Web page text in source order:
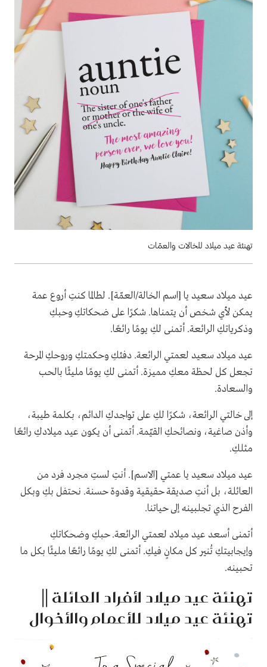
تهنئة عيد ميلاد للخالات والعمّات
عيد ميلاد سعيد يا [اسم الخالة/العمّة]. لطالما كنتِ أروع عمة
يمكن لأي شخص أن يتمناها. شكرًا على ضحكاتكِ وحبكِ
وذكرياتكِ الرائعة. أتمنى لكِ يومًا رائعًا.
عيد ميلاد سعيد لعمتي الرائعة. دفئكِ وحكمتكِ وروحكِ المرحة
تجعل كل لحظة معكِ مميزة. أتمنى لكِ يومًا مليئًا بالحب
والسعادة.
إلى خالتي الرائعة، شكرًا لكِ على تواجدكِ الدائم، بكلمة طيبة،
وأذن صاغية، ونصائحكِ القيّمة. أتمنى أن يكون عيد ميلادكِ رائعًا
مثلكِ.
عيد ميلاد سعيد يا عمتي [الاسم]. أنتِ لستِ مجرد فرد من
العائلة، بل أنتِ صديقة حقيقية وقدوة حسنة. نحتفل بكِ وبكل
الفرح الذي تجلبينه إلى حياتنا.
أتمنى أسعد عيد ميلاد لعمتي الرائعة. حبكِ وضحكاتكِ
وإيجابيتكِ تُنير كل مكانٍ فيكِ. أتمنى لكِ يومًا رائعًا مليئًا بكل ما
تحبينه.
تهنئة عيد ميلاد لأفراد العائلة ||
تهنئة عيد ميلاد للأعمام والأخوال